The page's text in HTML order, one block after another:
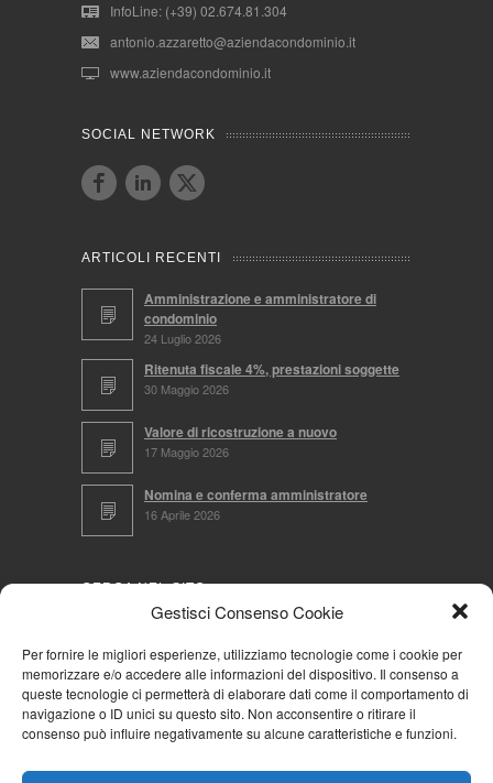
Gestisci Consenso Cookie
Per fornire le migliori esperienze, utilizziamo tecnologie come i cookie per
memorizzare e/o accedere alle informazioni del dispositivo. Il consenso a
queste tecnologie ci permetterà di elaborare dati come il comportamento di
navigazione o ID unici su questo sito. Non acconsentire o ritirare il
consenso può influire negativamente su alcune caratteristiche e funzioni.
InfoLine: (+39) 02.674.81.304
antonio.azzaretto@aziendacondominio.it
www.aziendacondominio.it
SOCIAL NETWORK
ARTICOLI RECENTI
Amministrazione e amministratore di
condominio
24 Luglio 2026
Ritenuta fiscale 4%, prestazioni soggette
30 Maggio 2026
Valore di ricostruzione a nuovo
17 Maggio 2026
Nomina e conferma amministratore
16 Aprile 2026
CERCA NEL SITO
NAVIGA PER
Mappa completa
Cookie Policy (UE)